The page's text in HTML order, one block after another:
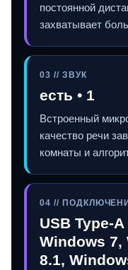
постоянной
захватывает
03 // ЗВУК
есть • 1
Встроенный
качество речи
комнаты и
04 //
USB Type-
Windows 7,
8.1,